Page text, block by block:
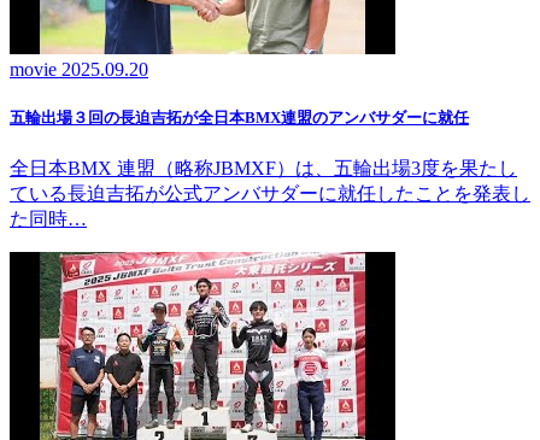
movie 2025.09.20
五輪出場３回の長迫吉拓が全日本BMX連盟のアンバサダーに就任
全日本BMX 連盟（略称JBMXF）は、五輪出場3度を果たし
ている長迫吉拓が公式アンバサダーに就任したことを発表し
た同時…